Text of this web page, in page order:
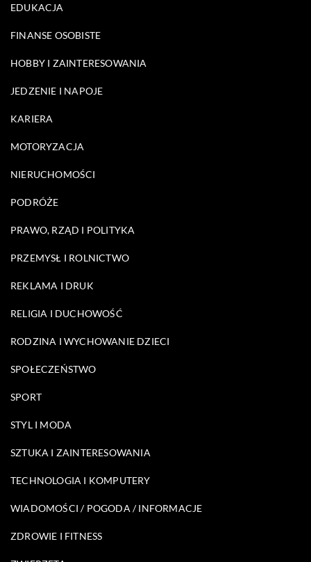
EDUKACJA
FINANSE OSOBISTE
HOBBY I ZAINTERESOWANIA
JEDZENIE I NAPOJE
KARIERA
MOTORYZACJA
NIERUCHOMOŚCI
PODRÓŻE
PRAWO, RZĄD I POLITYKA
PRZEMYSŁ I ROLNICTWO
REKLAMA I DRUK
RELIGIA I DUCHOWOŚĆ
RODZINA I WYCHOWANIE DZIECI
SPOŁECZEŃSTWO
SPORT
STYL I MODA
SZTUKA I ZAINTERESOWANIA
TECHNOLOGIA I KOMPUTERY
WIADOMOŚCI / POGODA / INFORMACJE
ZDROWIE I FITNESS